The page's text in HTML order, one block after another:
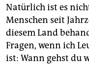
Natürlich ist es
Menschen seit
diesem Land
Fragen, wenn ich
ist: Wann gehst du